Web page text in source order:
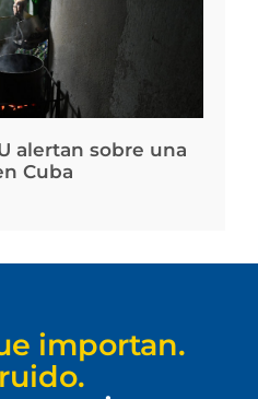
alertan sobre una
Cuba
importan.